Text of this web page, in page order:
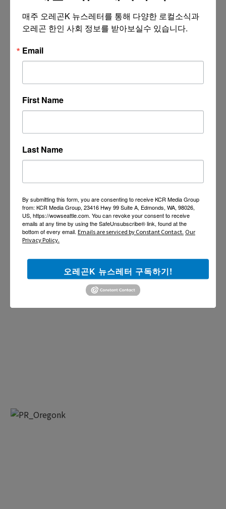
매주 오레곤K 뉴스레터를 통해 다양한 로컬소식과
오레곤 한인 사회 정보를 받아보실수 있습니다.
Email
First Name
Last Name
By submitting this form, you are consenting to receive KCR Media Group
from: KCR Media Group, 23416 Hwy 99 Suite A, Edmonds, WA, 98026,
US, https://wowseattle.com. You can revoke your consent to receive
emails at any time by using the SafeUnsubscribe® link, found at the
bottom of every email. Emails are serviced by Constant Contact. Our
Privacy Policy.
오레곤K 뉴스레터 구독하기!